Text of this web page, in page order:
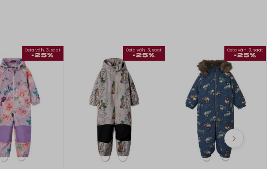
Osta väh. 3, saat
-25%
Osta väh. 3, saat
-25%
Osta väh. 3, saat
-25%